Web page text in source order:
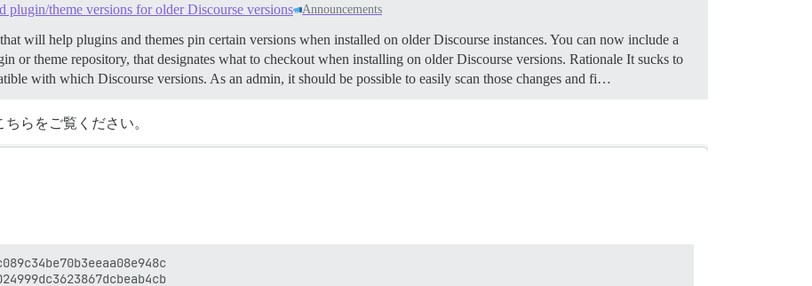
theme versions for older Discourse versions Announcements
will help plugins and themes pin certain versions when installed on older Discourse instances. You can now include a
or theme repository, that designates what to checkout when installing on older Discourse versions. Rationale It sucks to
with which Discourse versions. As an admin, it should be possible to easily scan those changes and fi…
らをご覧ください。